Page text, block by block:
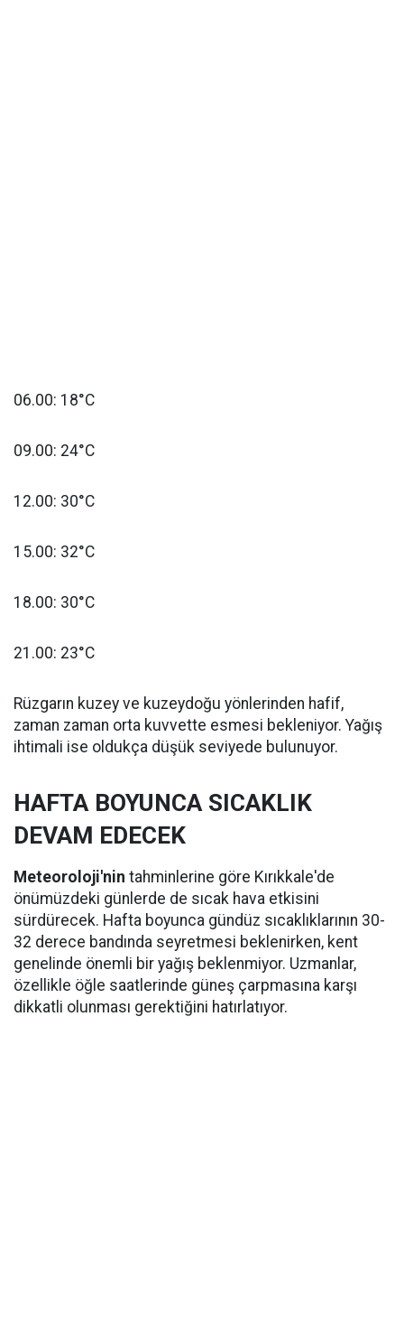
06.00: 18°C
09.00: 24°C
12.00: 30°C
15.00: 32°C
18.00: 30°C
21.00: 23°C
Rüzgarın kuzey ve kuzeydoğu yönlerinden hafif,
zaman zaman orta kuvvette esmesi bekleniyor. Yağış
ihtimali ise oldukça düşük seviyede bulunuyor.
HAFTA BOYUNCA SICAKLIK
DEVAM EDECEK
Meteoroloji'nin tahminlerine göre Kırıkkale'de
önümüzdeki günlerde de sıcak hava etkisini
sürdürecek. Hafta boyunca gündüz sıcaklıklarının 30-
32 derece bandında seyretmesi beklenirken, kent
genelinde önemli bir yağış beklenmiyor. Uzmanlar,
özellikle öğle saatlerinde güneş çarpmasına karşı
dikkatli olunması gerektiğini hatırlatıyor.